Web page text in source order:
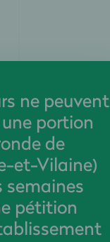
ne peuvent
portion
de
et-Vilaine)
semaines
pétition